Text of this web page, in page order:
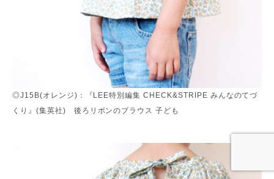
◎J15B(オレンジ)：『LEE特別編集 CHECK&STRIPE みんなのてづ
くり』(集英社) 後ろリボンのブラウス 子ども